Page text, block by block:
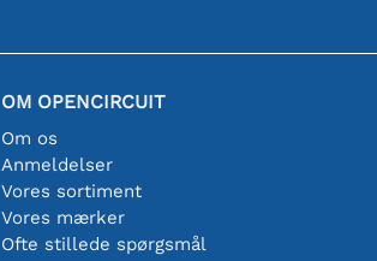
OM OPENCIRCUIT
Om os
Anmeldelser
Vores sortiment
Vores mærker
Ofte stillede spørgsmål